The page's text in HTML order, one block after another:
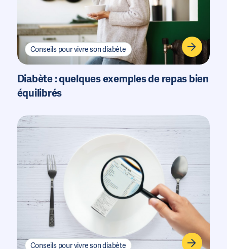
Conseils pour vivre son diabète
Diabète : quelques exemples de repas bien
équilibrés
Conseils pour vivre son diabète